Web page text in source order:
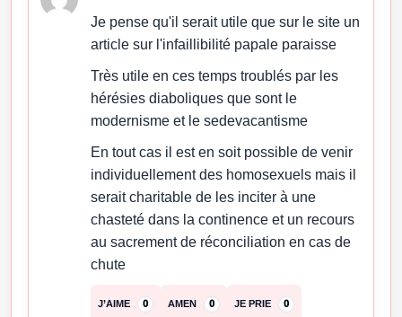
Je pense qu'il serait utile que sur le site un
article sur l'infaillibilité papale paraisse
Très utile en ces temps troublés par les
hérésies diaboliques que sont le
modernisme et le sedevacantisme
En tout cas il est en soit possible de venir
individuellement des homosexuels mais il
serait charitable de les inciter à une
chasteté dans la continence et un recours
au sacrement de réconciliation en cas de
chute
J’AIME 0 AMEN 0 JE PRIE 0